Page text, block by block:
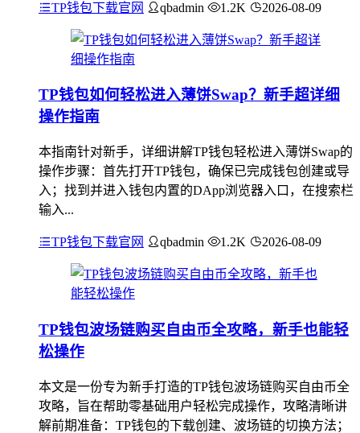
TP钱包下载官网 qbadmin 1.2K 2026-08-09
TP钱包如何轻松进入薄饼Swap？新手超详细
操作指南
本指南针对新手，详细讲解TP钱包轻松进入薄饼Swap的
操作步骤：首先打开TP钱包，确保已完成钱包创建或导
入；找到并进入钱包内置的DApp浏览器入口，在搜索栏
输入...
TP钱包下载官网 qbadmin 1.2K 2026-08-09
TP钱包波场链购买自由币全攻略，新手也能轻
松操作
本文是一份专为新手打造的TP钱包波场链购买自由币全
攻略，旨在帮助零基础用户轻松完成操作，攻略清晰讲
解前期准备：TP钱包的下载创建、波场链的切换方法；